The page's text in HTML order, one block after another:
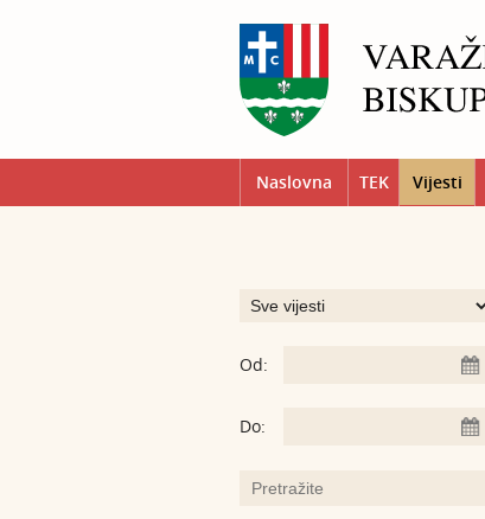
Naslovna TEK Vijesti
Od:
Do: